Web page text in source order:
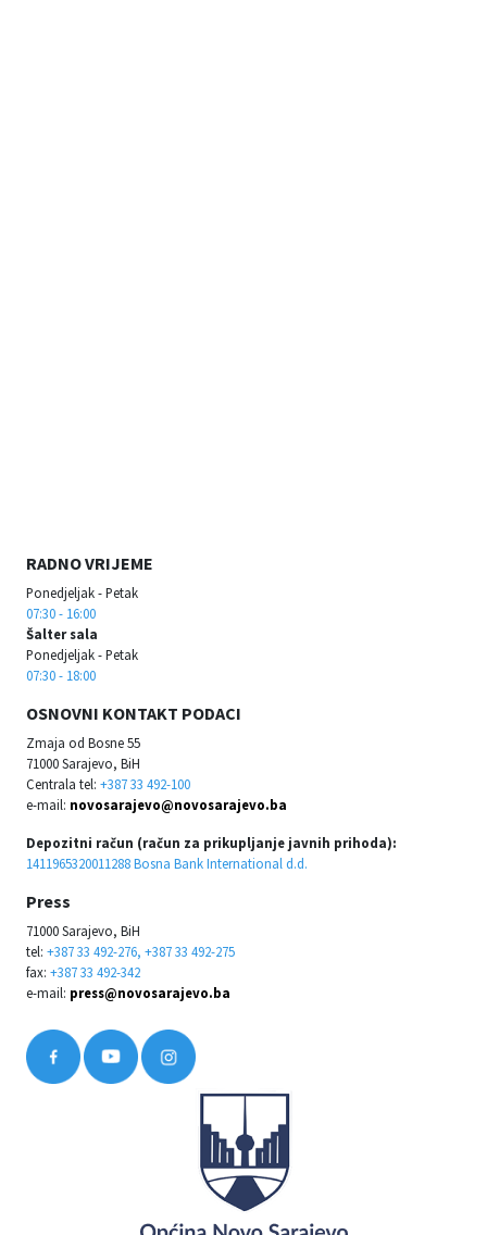
RADNO VRIJEME
Ponedjeljak - Petak
07:30 - 16:00
Šalter sala
Ponedjeljak - Petak
07:30 - 18:00
OSNOVNI KONTAKT PODACI
Zmaja od Bosne 55
71000 Sarajevo, BiH
Centrala tel: +387 33 492-100
e-mail: novosarajevo@novosarajevo.ba
Depozitni račun (račun za prikupljanje javnih prihoda):
1411965320011288 Bosna Bank International d.d.
Press
71000 Sarajevo, BiH
tel: +387 33 492-276, +387 33 492-275
fax: +387 33 492-342
e-mail: press@novosarajevo.ba